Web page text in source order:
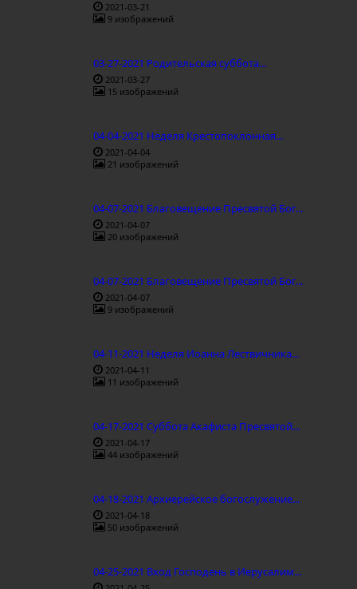
2021-03-21
9 изображений
03-27-2021 Родительская суббота...
2021-03-27
15 изображений
04-04-2021 Неделя Крестопоклонная...
2021-04-04
21 изображений
04-07-2021 Благовещение Пресвятой Бог...
2021-04-07
20 изображений
04-07-2021 Благовещение Пресвятой Бог...
2021-04-07
9 изображений
04-11-2021 Неделя Иоанна Лествичника...
2021-04-11
11 изображений
04-17-2021 Суббота Акафиста Пресвятой...
2021-04-17
44 изображений
04-18-2021 Архиерейское богослужение...
2021-04-18
50 изображений
04-25-2021 Вход Господень в Иерусалим...